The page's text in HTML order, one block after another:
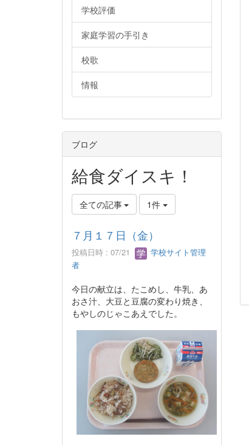
学校評価
家庭学習の手引き
校歌
情報
ブログ
給食ダイスキ！
全ての記事 1件
７月１７日（金）
投稿日時 : 07/21
学校サイト管理
者
今日の献立は、たこめし、牛乳、あ
おさ汁、大豆と豆腐の変わり焼き、
もやしのじゃこあえでした。